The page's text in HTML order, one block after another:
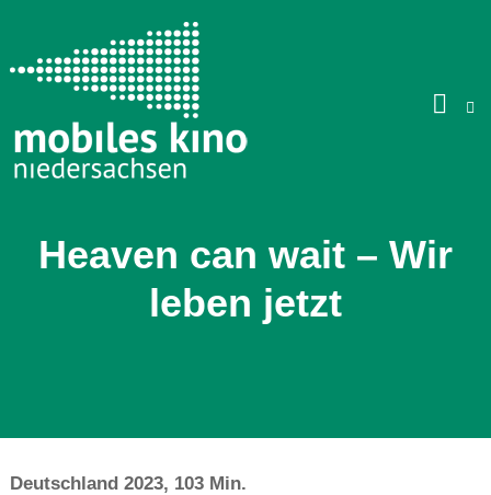
Heaven can wait – Wir
leben jetzt
Deutschland 2023, 103 Min.